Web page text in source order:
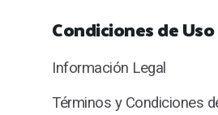
Condiciones de Uso
Información Legal
Términos y Condiciones